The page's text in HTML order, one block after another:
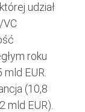
udział
VC
roku
EUR.
(10,8
mld EUR).